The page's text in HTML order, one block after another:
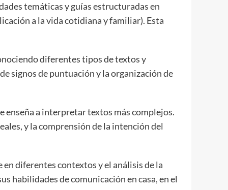
temáticas y guías estructuradas en
a la vida cotidiana y familiar). Esta
diferentes tipos de textos y
signos de puntuación y la organización de
enseña a interpretar textos más complejos.
y la comprensión de la intención del
diferentes contextos y el análisis de la
habilidades de comunicación en casa, en el